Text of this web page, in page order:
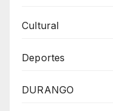
Cultural
Deportes
DURANGO